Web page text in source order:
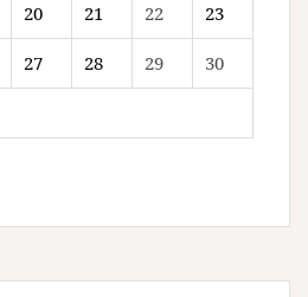
20 21 22 23
27 28 29 30